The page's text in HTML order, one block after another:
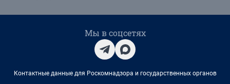
Мы в соцсетях
Контактные данные для Роскомнадзора и государственных органов